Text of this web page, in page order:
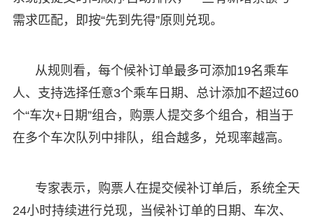
需求匹配，即按“先到先得”原则兑现。
从规则看，每个候补订单最多可添加19名乘车
人、支持选择任意3个乘车日期、总计添加不超过60
个“车次+日期”组合，购票人提交多个组合，相当于
在多个车次队列中排队，组合越多，兑现率越高。
专家表示，购票人在提交候补订单后，系统全天
24小时持续进行兑现，当候补订单的日期、车次、